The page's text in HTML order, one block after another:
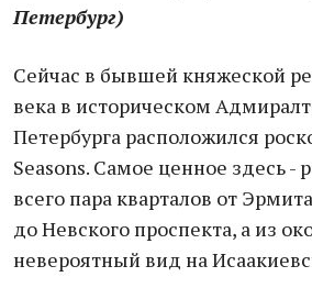
Петербург)
Сейчас в бывшей княжеской
века в историческом
Петербурга расположился
Seasons. Самое ценное здесь -
всего пара кварталов от
до Невского проспекта, а из
невероятный вид на